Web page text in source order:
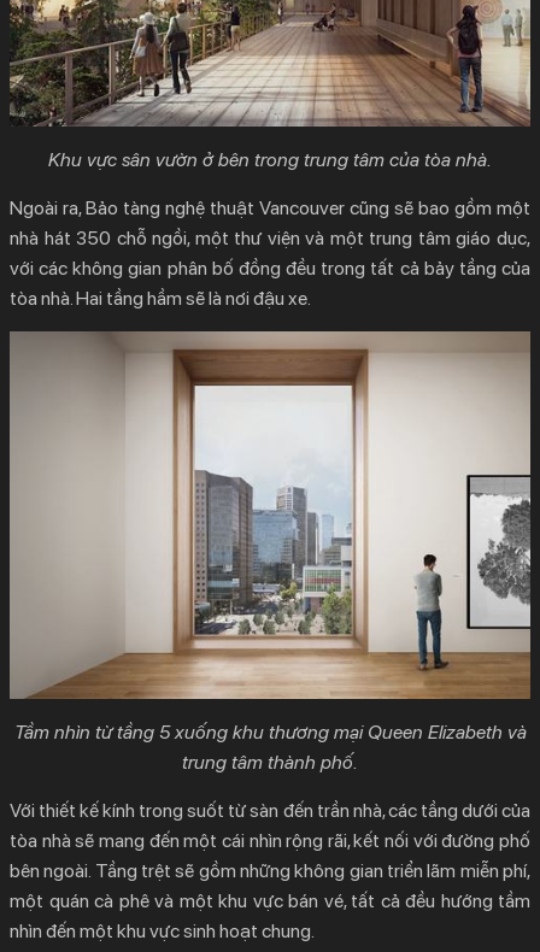
Khu vực sân vườn ở bên trong trung tâm của tòa nhà.
Ngoài ra, Bảo tàng nghệ thuật Vancouver cũng sẽ bao gồm một
nhà hát 350 chỗ ngồi, một thư viện và một trung tâm giáo dục,
với các không gian phân bố đồng đều trong tất cả bảy tầng của
tòa nhà. Hai tầng hầm sẽ là nơi đậu xe.
Tầm nhìn từ tầng 5 xuống khu thương mại Queen Elizabeth và
trung tâm thành phố.
Với thiết kế kính trong suốt từ sàn đến trần nhà, các tầng dưới của
tòa nhà sẽ mang đến một cái nhìn rộng rãi, kết nối với đường phố
bên ngoài. Tầng trệt sẽ gồm những không gian triển lãm miễn phí,
một quán cà phê và một khu vực bán vé, tất cả đều hướng tầm
nhìn đến một khu vực sinh hoạt chung.